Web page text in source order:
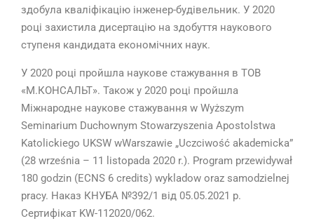
здобула кваліфікацію інженер-будівельник. У 2020
році захистила дисертацію на здобуття наукового
ступеня кандидата економічних наук.
У 2020 році пройшла наукове стажування в ТОВ
«М.КОНСАЛЬТ». Також у 2020 році пройшла
Міжнародне наукове стажування w Wyższym
Seminarium Duchownym Stowarzyszenia Apostolstwa
Katolickiego UKSW wWarszawie „Uczciwość akademicka”
(28 września – 11 listopada 2020 r.). Program przewidywał
180 godzin (ECNS 6 credits) wykladow oraz samodzielnej
pracy. Наказ КНУБА №392/1 від 05.05.2021 р.
Сертифікат KW-112020/062.